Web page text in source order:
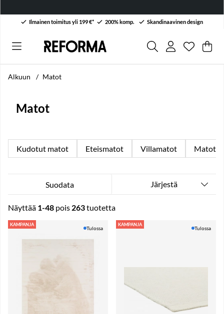
Ilmainen toimitus yli 199 €* 200% komp. Skandinaavinen design
Toivelista
. .
Alkuun Matot
Matot
Kudotut matot Eteismatot Villamatot Matot
Suodata Järjestä
Näyttää 1-48 pois 263tuotetta
Tuotteet
KAMPANJA
Tulossa
KAMPANJA
Tulossa